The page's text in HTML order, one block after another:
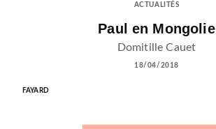
ACTUALITÉS
Paul en Mongolie
Domitille Cauet
18/04/2018
FAYARD